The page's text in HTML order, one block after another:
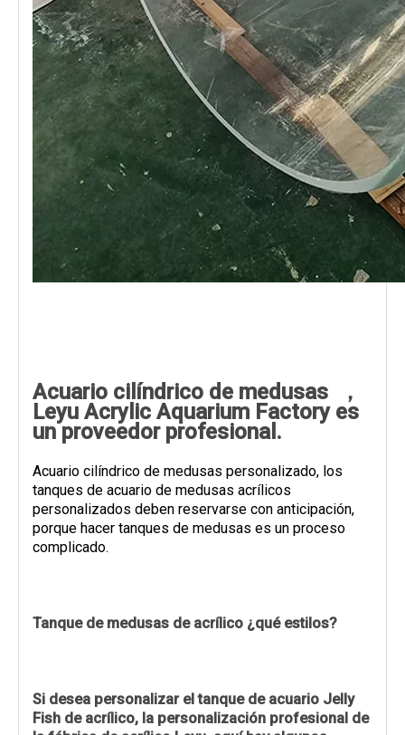
Acuario cilíndrico de medusas ，
Leyu Acrylic Aquarium Factory es
un proveedor profesional.
Acuario cilíndrico de medusas personalizado, los
tanques de acuario de medusas acrílicos
personalizados deben reservarse con anticipación,
porque hacer tanques de medusas es un proceso
complicado.
Tanque de medusas de acrílico ¿qué estilos?
Si desea personalizar el tanque de acuario Jelly
Fish de acrílico, la personalización profesional de